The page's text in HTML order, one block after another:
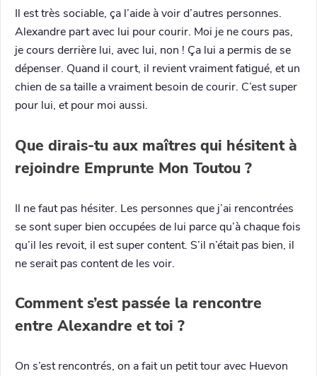
Il est très sociable, ça l’aide à voir d’autres personnes.
Alexandre part avec lui pour courir. Moi je ne cours pas,
je cours derrière lui, avec lui, non ! Ça lui a permis de se
dépenser. Quand il court, il revient vraiment fatigué, et un
chien de sa taille a vraiment besoin de courir. C’est super
pour lui, et pour moi aussi.
Que dirais-tu aux maîtres qui hésitent à
rejoindre Emprunte Mon Toutou ?
Il ne faut pas hésiter. Les personnes que j’ai rencontrées
se sont super bien occupées de lui parce qu’à chaque fois
qu’il les revoit, il est super content. S’il n’était pas bien, il
ne serait pas content de les voir.
Comment s’est passée la rencontre
entre Alexandre et toi ?
On s’est rencontrés, on a fait un petit tour avec Huevon